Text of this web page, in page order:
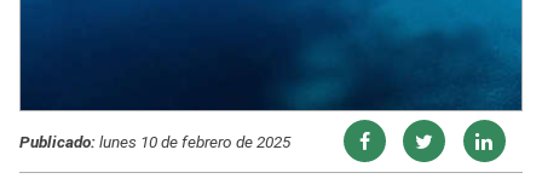
Publicado:lunes 10 de febrero de 2025